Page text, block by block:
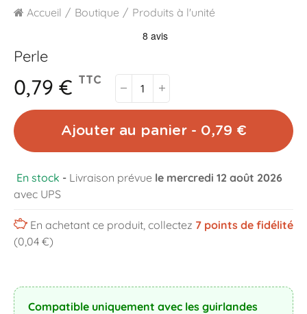
Accueil Boutique Produits à l'unité
Perle
0,79 € TTC
Ajouter au panier - 0,79 €
En stock - Livraison prévue le mercredi 12 août 2026
avec UPS
En achetant ce produit, collectez 7points de fidélité
(0,04 €)
Compatible uniquement avec les guirlandes